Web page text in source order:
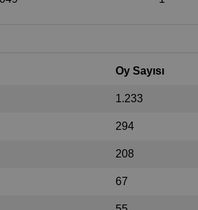
Oy Sayısı
1.233
294
208
67